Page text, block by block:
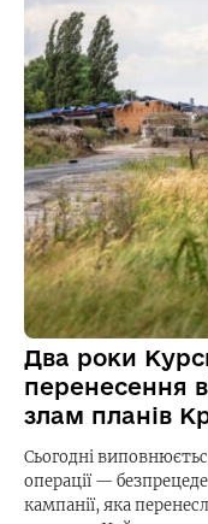
Два роки
перенесення
злам планів
Сьогодні
операції —
кампанії, яка